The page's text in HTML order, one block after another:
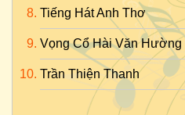
Tiếng Hát Anh Thơ
Vọng Cổ Hài Văn Hường
Trần Thiện Thanh